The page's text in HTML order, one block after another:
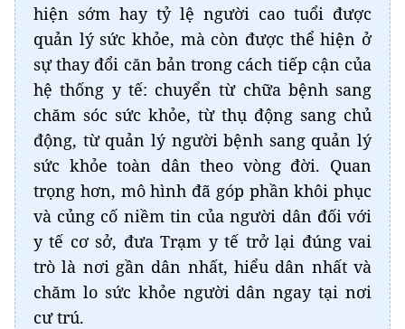
hiện sớm hay tỷ lệ người cao tuổi được
quản lý sức khỏe, mà còn được thể hiện ở
sự thay đổi căn bản trong cách tiếp cận của
hệ thống y tế: chuyển từ chữa bệnh sang
chăm sóc sức khỏe, từ thụ động sang chủ
động, từ quản lý người bệnh sang quản lý
sức khỏe toàn dân theo vòng đời. Quan
trọng hơn, mô hình đã góp phần khôi phục
và củng cố niềm tin của người dân đối với
y tế cơ sở, đưa Trạm y tế trở lại đúng vai
trò là nơi gần dân nhất, hiểu dân nhất và
chăm lo sức khỏe người dân ngay tại nơi
cư trú.